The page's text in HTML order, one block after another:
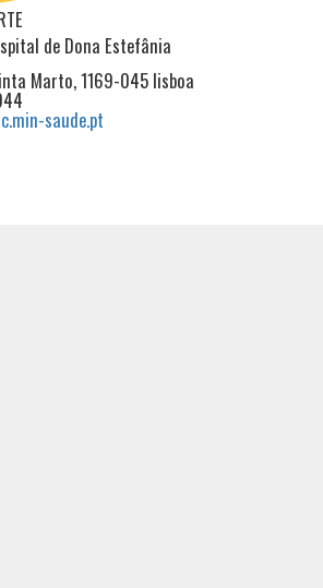
de Dona Estefânia
Marto, 1169-045 lisboa
saude.pt